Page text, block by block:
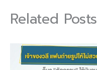
Related Posts